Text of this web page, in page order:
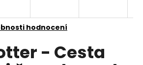
hodnocení
- Cesta